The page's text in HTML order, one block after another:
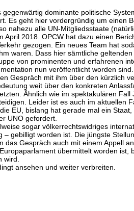
dominante politische
Es geht hier vordergründig um einen
nahezu alle UN-Mitgliedsstaate
2018. OPCW hat dazu einen
gezogen. Ein neues Team hat
waren. Dass hier sämtliche
von prominenten und erfahrenen
nun veröffentlicht worden
Gespräch mit ihm über den kürzlich
weit über den konkreten
Ähnlich wie im spektakulären
Leider ist es auch im aktuellen
EU, bislang hat gerade mal ein
UNO gefordert.
sogar völkerrechtswidriges
gebilligt worden ist. Die jüngste
Gespräch auch mit einem Appell
übermittelt worden
wird.
ansehen und weiter verbreiten.